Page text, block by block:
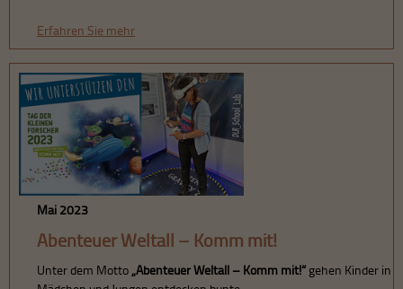
Erfahren Sie mehr
Mai 2023
Abenteuer Weltall – Komm mit!
Unter dem Motto „Abenteuer Weltall – Komm mit!“ gehen Kinder in